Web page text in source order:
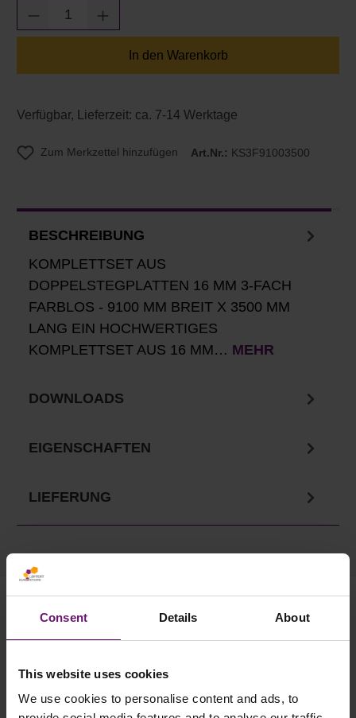
Consent Details About
This website uses cookies
We use cookies to personalise content and ads, to
Produkt Anzahl: Gib den gewünschten
In den Warenkorb
Verfügbar, Lieferzeit: ca. 7-14 Werktage
Zum Merkzettel hinzufügen Art.Nr.: KS3F91003500
BESCHREIBUNG
KOMPLETTSET AUS
DOPPELSTEGPLATTEN 16 MM 3-FACH
FARBLOS - 9100 MM BREIT X 3500 MM
LANG EIN HOCHWERTIGES
KOMPLETTSET AUS 16 MM… MEHR
DOWNLOADS
EIGENSCHAFTEN
LIEFERUNG
Ihre Vorteile in unserem
Onlineshop
✓Versandkostenfrei ab 750€
✓ Service telefonisch & per Mail